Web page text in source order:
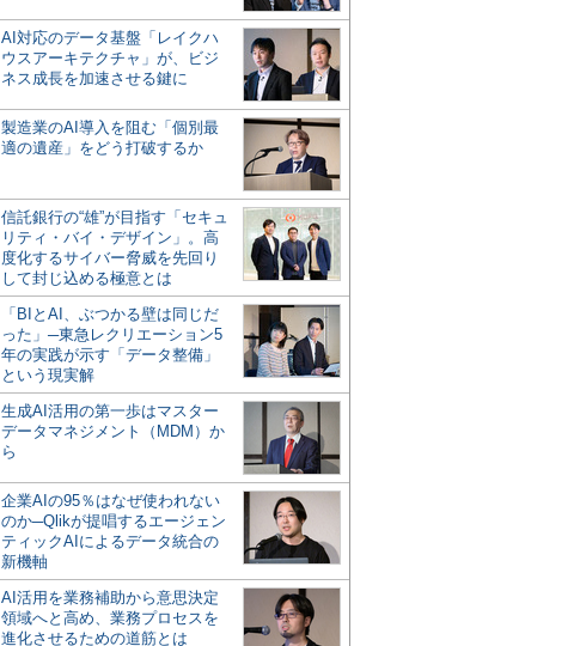
AI対応のデータ基盤「レイクハ
ウスアーキテクチャ」が、ビジ
ネス成長を加速させる鍵に
製造業のAI導入を阻む「個別最
適の遺産」をどう打破するか
信託銀行の“雄”が目指す「セキュ
リティ・バイ・デザイン」。高
度化するサイバー脅威を先回り
して封じ込める極意とは
「BIとAI、ぶつかる壁は同じだ
った」─東急レクリエーション5
年の実践が示す「データ整備」
という現実解
生成AI活用の第一歩はマスター
データマネジメント（MDM）か
ら
企業AIの95％はなぜ使われない
のか─Qlikが提唱するエージェン
ティックAIによるデータ統合の
新機軸
AI活用を業務補助から意思決定
領域へと高め、業務プロセスを
進化させるための道筋とは